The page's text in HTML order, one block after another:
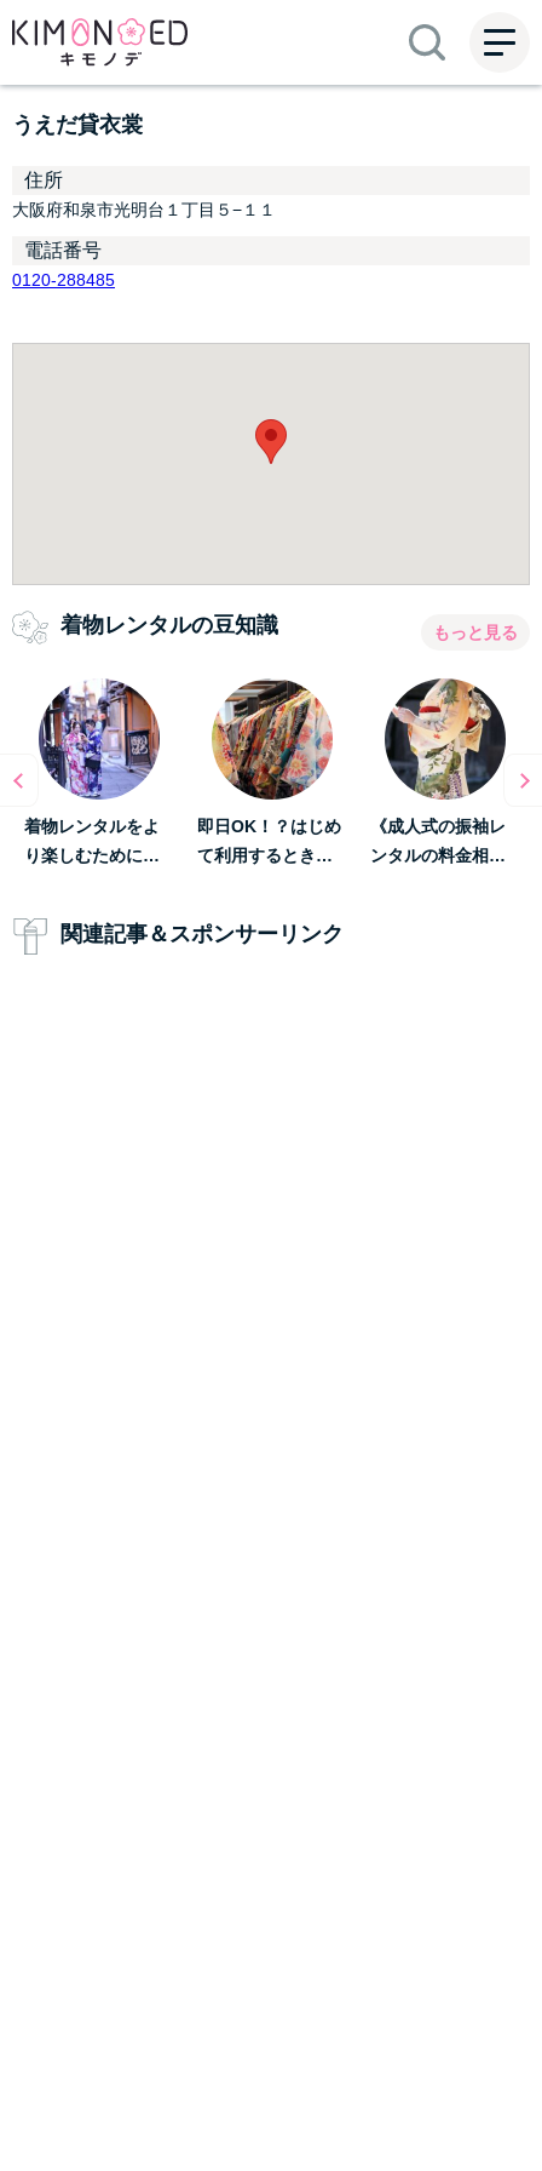
ME
NU
うえだ貸衣裳
住所
大阪府和泉市光明台１丁目５−１１
電話番号
0120-288485
着物レンタルの豆知識 もっと見る
着物レンタルをよ
り楽しむために…
即日OK！？はじめ
て利用するとき…
《成人式の振袖レ
ンタルの料金相…
関連記事＆スポンサーリンク